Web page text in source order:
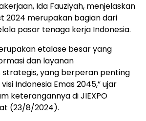
Ida Fauziyah, menjelaskan
2024 merupakan bagian dari
pasar tenaga kerja Indonesia.
etalase besar yang
dan layanan
yang berperan penting
Indonesia Emas 2045,” ujar
keterangannya di JIEXPO
(23/8/2024).